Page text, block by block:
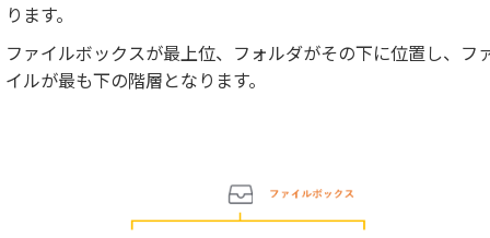
ります。
ファイルボックスが最上位、フォルダがその下に位置し、フ
イルが最も下の階層となります。